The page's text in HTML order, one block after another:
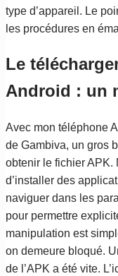
type d’appareil. Le
les procédures en
Le
Android : un
Avec mon téléphone
de Gambiva, un gros
obtenir le fichier APK.
d’installer des
naviguer dans les
pour permettre
manipulation est
on demeure bloqué.
de l’APK a été vite.